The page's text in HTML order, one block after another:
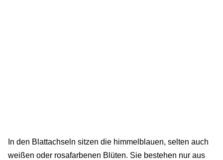
In den Blattachseln sitzen die himmelblauen, selten auch
weißen oder rosafarbenen Blüten. Sie bestehen nur aus